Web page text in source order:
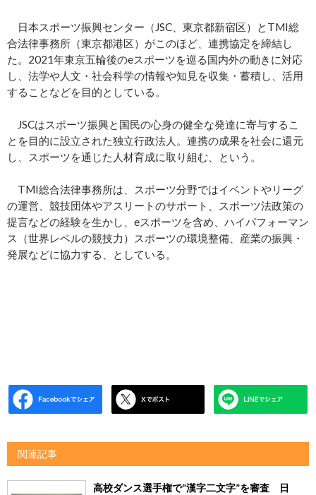
日本スポーツ振興センター（JSC、東京都新宿区）とTMI総
合法律事務所（東京都港区）がこのほど、連携協定を締結し
た。2021年東京五輪後のeスポーツを巡る国内外の動きに対応
し、法学や人文・社会科学の情報や知見を収集・蓄積し、活用
することなどを目的としている。
JSCはスポーツ振興と国民の心身の健全な発達に寄与するこ
とを目的に設立された独立行政法人。連携の成果を社会に還元
し、スポーツを通じた人材育成に取り組む、という。
TMI総合法律事務所は、スポーツ分野ではイベントやリーグ
の運営、競技団体やアスリートのサポート、スポーツ法政策の
提言などの経験を生かし、eスポーツを含め、ハイパフォーマン
ス（世界レベルの競技力）スポーツの環境整備、産業の振興・
発展などに協力する、としている。
関連記事
高校ダンス選手権で“漢字二文字”を審査 日